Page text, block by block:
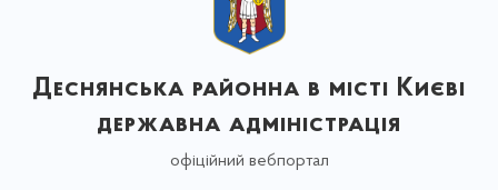
Деснянська районна в місті Києві
державна адміністрація
офіційний вебпортал